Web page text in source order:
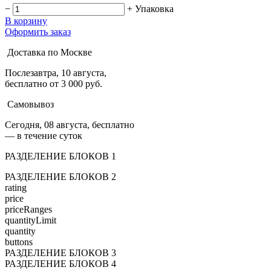
− + Упаковка
В корзину
Оформить заказ
Доставка по Москве
Послезавтра, 10 августа,
бесплатно от 3 000 руб.
Самовывоз
Сегодня, 08 августа, бесплатно
— в течение суток
РАЗДЕЛЕНИЕ БЛОКОВ 1
РАЗДЕЛЕНИЕ БЛОКОВ 2
rating
price
priceRanges
quantityLimit
quantity
buttons
РАЗДЕЛЕНИЕ БЛОКОВ 3
РАЗДЕЛЕНИЕ БЛОКОВ 4